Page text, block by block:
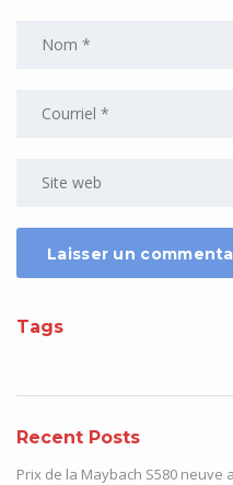
Tags
Recent Posts
Prix de la Maybach S580 neuve